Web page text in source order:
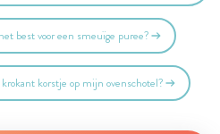
best voor een smeuïge puree?
korstje op mijn ovenschotel?